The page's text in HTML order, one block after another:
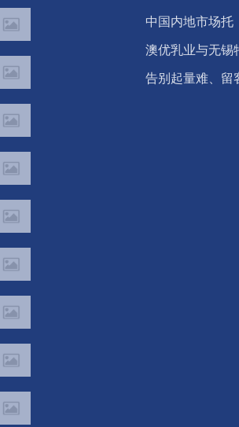
中国内地市场托
底，太古饮料
2026上半年营收
澳优乳业与无锡
食院达成战略合
告别起量难、留